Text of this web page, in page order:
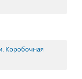
Коробочная